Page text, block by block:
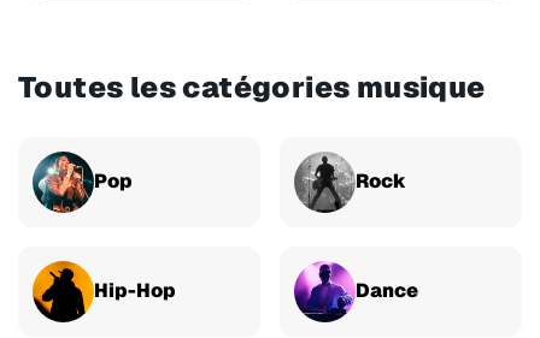
Toutes les catégories musique
Pop Rock
Hip-Hop Dance